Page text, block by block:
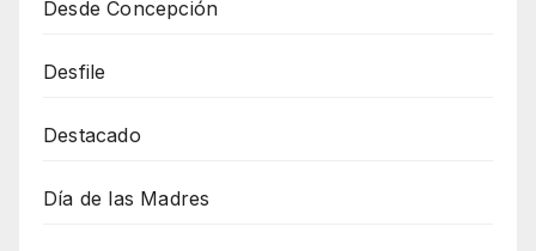
Desde Concepción
Desfile
Destacado
Día de las Madres